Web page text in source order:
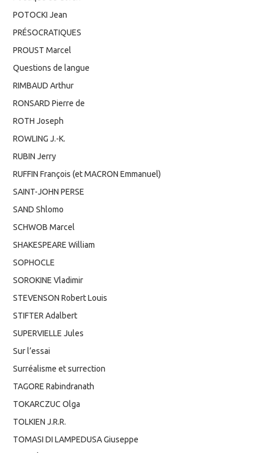
POTOCKI Jean
PRÉSOCRATIQUES
PROUST Marcel
Questions de langue
RIMBAUD Arthur
RONSARD Pierre de
ROTH Joseph
ROWLING J.-K.
RUBIN Jerry
RUFFIN François (et MACRON Emmanuel)
SAINT-JOHN PERSE
SAND Shlomo
SCHWOB Marcel
SHAKESPEARE William
SOPHOCLE
SOROKINE Vladimir
STEVENSON Robert Louis
STIFTER Adalbert
SUPERVIELLE Jules
Sur l’essai
Surréalisme et surrection
TAGORE Rabindranath
TOKARCZUC Olga
TOLKIEN J.R.R.
TOMASI DI LAMPEDUSA Giuseppe